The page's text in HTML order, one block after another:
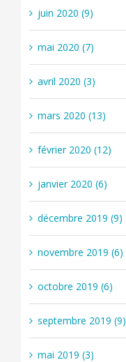
juin 2020 (9)
mai 2020 (7)
avril 2020 (3)
mars 2020 (13)
février 2020 (12)
janvier 2020 (6)
décembre 2019 (9)
novembre 2019 (6)
octobre 2019 (6)
septembre 2019 (9)
mai 2019 (3)